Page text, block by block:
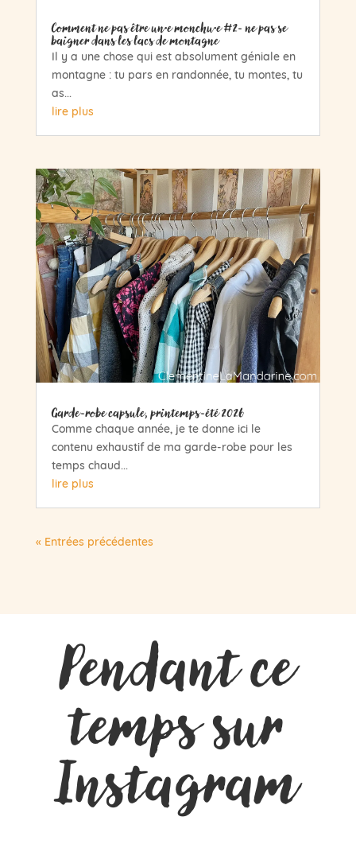
Comment ne pas être un·e monchu·e #2- ne pas se
baigner dans les lacs de montagne
Il y a une chose qui est absolument géniale en
montagne : tu pars en randonnée, tu montes, tu
as...
lire plus
Garde-robe capsule, printemps-été 2026
Comme chaque année, je te donne ici le
contenu exhaustif de ma garde-robe pour les
temps chaud...
lire plus
« Entrées précédentes
Pendant ce
temps sur
Instagram